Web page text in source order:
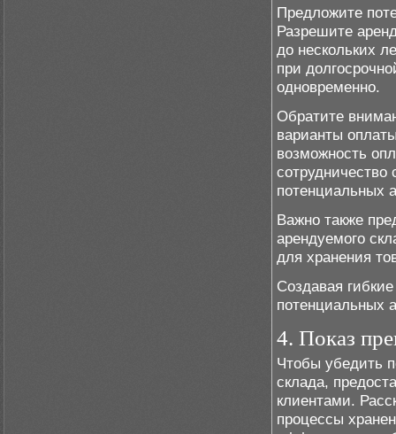
Предложите
Разрешите
до нескольких
при
одновременно.
Обратите
варианты
возможность
потенциальных
Важно также
арендуемого
для хранения
Создавая
потенциальных
4. Показ
Чтобы убедить
склада,
клиентами.
процессы